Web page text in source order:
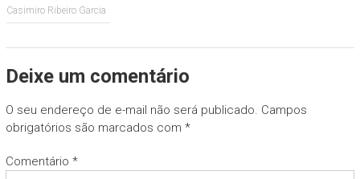
Casimiro Ribeiro Garcia
Deixe um comentário
O seu endereço de e-mail não será publicado. Campos
obrigatórios são marcados com *
Comentário *